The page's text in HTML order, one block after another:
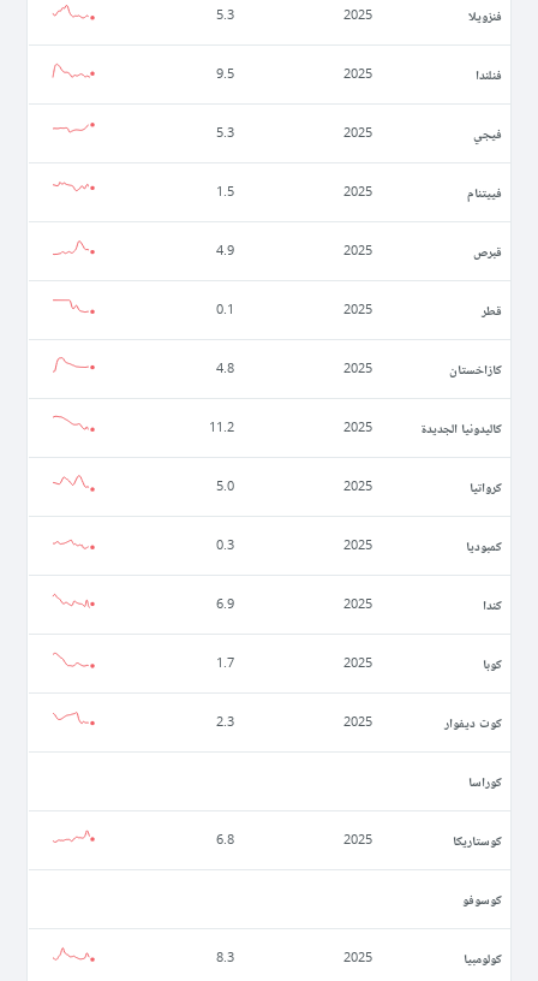
فنزويلا 2025
5.3
فنلندا 2025
9.5
فيجي 2025
5.3
فييتنام 2025
1.5
قبرص 2025
4.9
قطر 2025
0.1
كازاخستان 2025
4.8
كاليدونيا الجديدة 2025
11.2
كرواتيا 2025
5.0
كمبوديا 2025
0.3
كندا 2025
6.9
كوبا 2025
1.7
كوت ديفوار 2025
2.3
كوراسا
كوستاريكا 2025
6.8
كوسوفو
كولومبيا 2025
8.3